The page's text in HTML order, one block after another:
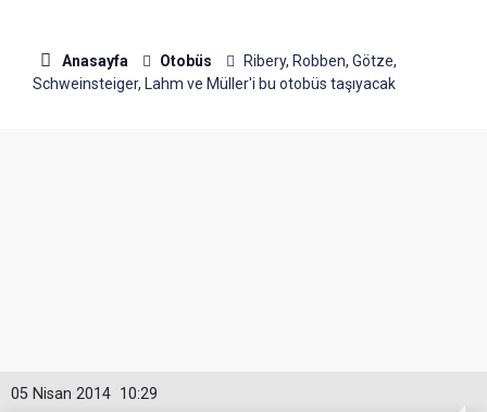
Anasayfa Otobüs
Ribery, Robben, Götze,
Schweinsteiger, Lahm ve Müller'i bu otobüs taşıyacak
10:29
05 Nisan 2014